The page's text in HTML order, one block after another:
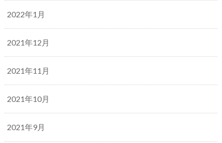
2022年1月
2021年12月
2021年11月
2021年10月
2021年9月